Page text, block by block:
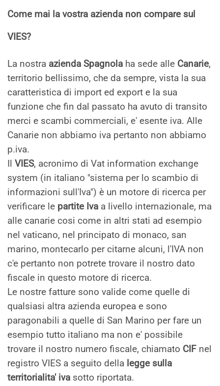
Come mai la vostra azienda non compare sul
VIES?
La nostra azienda Spagnola ha sede alle Canarie,
territorio bellissimo, che da sempre, vista la sua
caratteristica di import ed export e la sua
funzione che fin dal passato ha avuto di transito
merci e scambi commerciali, e' esente iva. Alle
Canarie non abbiamo iva pertanto non abbiamo
p.iva.
VIES, acronimo di Vat information exchange
system (in italiano "sistema per lo scambio di
informazioni sull'Iva") è un motore di ricerca per
verificare le partite Iva a livello internazionale, ma
alle canarie cosi come in altri stati ad esempio
nel vaticano, nel principato di monaco, san
marino, montecarlo per citarne alcuni, l'IVA non
c'e pertanto non potrete trovare il nostro dato
fiscale in questo motore di ricerca.
Le nostre fatture sono valide come quelle di
qualsiasi altra azienda europea e sono
paragonabili a quelle di San Marino per fare un
esempio tutto italiano ma non e' possibile
trovare il nostro numero fiscale, chiamato CIF nel
registro VIES a seguito della legge sulla
territorialita' iva sotto riportata.